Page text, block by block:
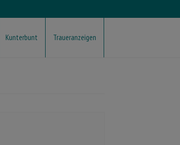
Kunterbunt Traueranzeigen